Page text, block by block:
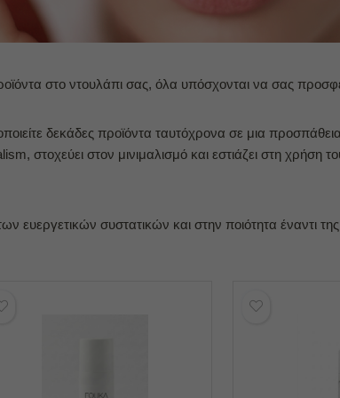
στο ντουλάπι σας, όλα υπόσχονται να σας
δεκάδες προϊόντα ταυτόχρονα σε μια
στοχεύει στον μινιμαλισμό και εστιάζει στη χρήση
ευεργετικών συστατικών και στην ποιότητα έναντι της